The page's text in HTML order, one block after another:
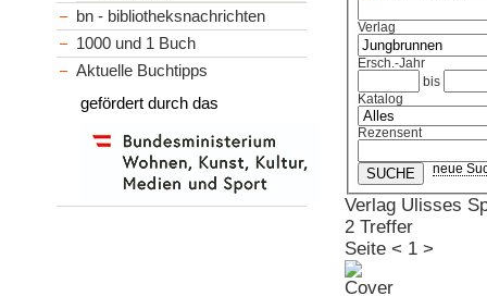
Verlag
Ersch.-Jahr
bis
Katalog
Rezensent
neue
Verlag Ulisses
2 Treffer
Seite < 1 >
bn - bibliotheksnachrichten
1000 und 1 Buch
Aktuelle Buchtipps
gefördert durch das